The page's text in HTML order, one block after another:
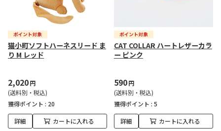
猫小町ソフトハーネスリード ま
り M レッド
2,020円
(送料別・税込)
獲得ポイント : 20
詳細 カートに入れる
CAT COLLAR ハートレザーカラ
ー ピンク
590円
(送料別・税込)
獲得ポイント : 5
詳細 カートに入れる